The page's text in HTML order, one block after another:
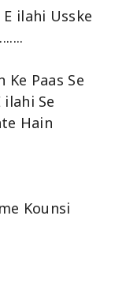
ilahi Usske
Paas Se
Se
Hain
Kounsi